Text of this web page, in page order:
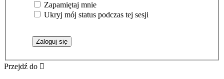
Zapamiętaj mnie
Ukryj mój status podczas tej sesji
Przejdź do